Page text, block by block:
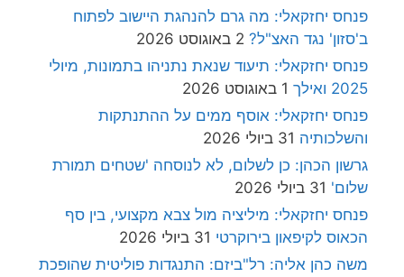
פנחס יחזקאלי: מה גרם להנהגת היישוב לפתוח
ב'סזון' נגד האצ"ל? 2 באוגוסט 2026
פנחס יחזקאלי: תיעוד שנאת נתניהו בתמונות, מיולי
2025 ואילך
1 באוגוסט 2026
פנחס יחזקאלי: אוסף ממים על ההתנתקות
והשלכותיה 31 ביולי 2026
גרשון הכהן: כן לשלום, לא לנוסחה 'שטחים תמורת
שלום' 31 ביולי 2026
פנחס יחזקאלי: מיליציה מול צבא מקצועי, בין סף
הכאוס לקיפאון בירוקרטי 31 ביולי 2026
משה כהן אליה: רל"ביזם: התנגדות פוליטית שהופכת